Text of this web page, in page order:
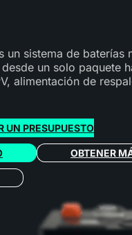
un sistema de
desde un solo paquete
alimentación de
UN PRESUPUESTO
OBTENER